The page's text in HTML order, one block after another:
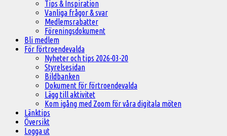
Tips & Inspiration
Vanliga frågor & svar
Medlemsrabatter
Föreningsdokument
Bli medlem
För förtroendevalda
Nyheter och tips 2026-03-20
Styrelsesidan
Bildbanken
Dokument för förtroendevalda
Lägg till aktivitet
Kom igång med Zoom för våra digitala möten
Länktips
Översikt
Logga ut